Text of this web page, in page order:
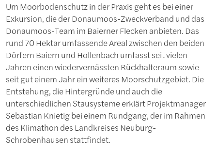
Um Moorbodenschutz in der Praxis geht es bei einer
Exkursion, die der Donaumoos-Zweckverband und das
Donaumoos-Team im Baierner Flecken anbieten. Das
rund 70 Hektar umfassende Areal zwischen den beiden
Dörfern Baiern und Hollenbach umfasst seit vielen
Jahren einen wiedervernässten Rückhalteraum sowie
seit gut einem Jahr ein weiteres Moorschutzgebiet. Die
Entstehung, die Hintergründe und auch die
unterschiedlichen Stausysteme erklärt Projektmanager
Sebastian Knietig bei einem Rundgang, der im Rahmen
des Klimathon des Landkreises Neuburg-
Schrobenhausen stattfindet.